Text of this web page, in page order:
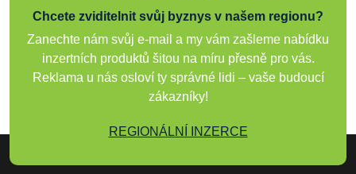
Chcete zviditelnit svůj byznys v našem regionu?
Zanechte nám svůj e-mail a my vám zašleme nabídku
inzertních produktů šitou na míru přesně pro vás.
Reklama u nás osloví ty správné lidi – vaše budoucí
zákazníky!
REGIONÁLNÍ INZERCE